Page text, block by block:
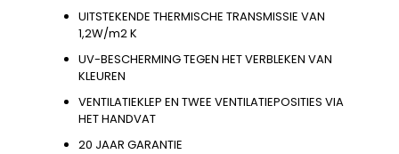
UITSTEKENDE THERMISCHE TRANSMISSIE VAN
1,2W/m2 K
UV-BESCHERMING TEGEN HET VERBLEKEN VAN
KLEUREN
VENTILATIEKLEP EN TWEE VENTILATIEPOSITIES VIA
HET HANDVAT
20 JAAR GARANTIE